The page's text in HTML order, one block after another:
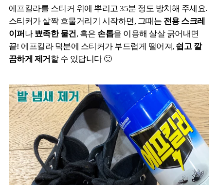
에프킬라를 스티커 위에 뿌리고 35분 정도 방치해 주세요.
스티커가 살짝 흐물거리기 시작하면, 그때는 전용 스크레
이퍼 나 뾰족한 물건, 혹은 손톱을 이용해 살살 긁어내면
끝! 에프킬라 덕분에 스티커가 부드럽게 떨어져, 쉽고 깔
끔하게 제거 할 수 있답니다 🙂